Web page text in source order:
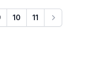
在这里，可以找到AI驱
稿生成器等，以便于简
10 11